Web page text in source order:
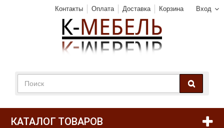
Вход
Контакты Оплата Доставка Корзина
КАТАЛОГ ТОВАРОВ